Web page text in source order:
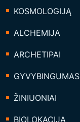
KOSMOLOGIJĄ
ALCHEMIJA
ARCHETIPAI
GYVYBINGUMAS
ŽINIUONIAI
BIOLOKACIJA